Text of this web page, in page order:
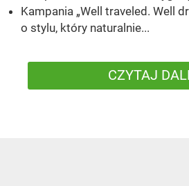
Kampania „Well traveled. Well
o stylu, który naturalnie...
CZYTAJ